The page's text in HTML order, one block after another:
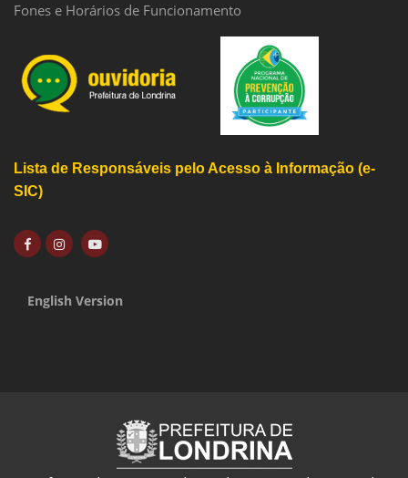
Fones e Horários de Funcionamento
Lista de Responsáveis pelo Acesso à Informação (e-
SIC)
English Version